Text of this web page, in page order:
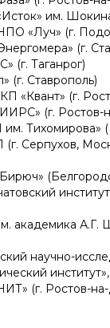
им.
«Луч» (г.
(г.
(г. Таганрог)
(г. Ставрополь)
«Квант» (г.
(г. Ростов-
Тихомирова» (
Серпухов,
академика А.Г.
научно-
(г. Ростов-